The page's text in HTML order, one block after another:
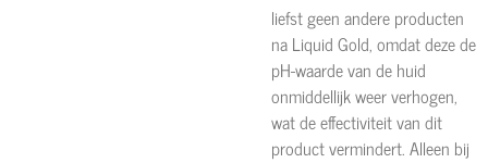
liefst geen andere producten
na Liquid Gold, omdat deze de
pH-waarde van de huid
onmiddellijk weer verhogen,
wat de effectiviteit van dit
product vermindert. Alleen bij